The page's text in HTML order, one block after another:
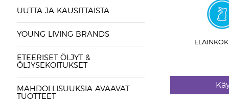
UUTTA JA KAUSITTAISTA
YOUNG LIVING BRANDS
ETEERISET ÖLJYT &
ÖLJYSEKOITUKSET
MAHDOLLISUUKSIA AVAAVAT
TUOTTEET